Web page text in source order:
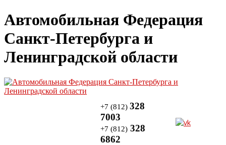
Автомобильная Федерация
Санкт-Петербурга и
Ленинградской области
+7 (812) 328
7003
+7 (812) 328
6862